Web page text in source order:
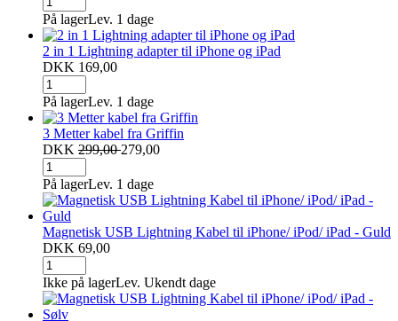
På lagerLev. 1 dage
2 in 1 Lightning adapter til iPhone og iPad
DKK 169,00
På lagerLev. 1 dage
3 Metter kabel fra Griffin
DKK 299,00279,00
På lagerLev. 1 dage
Magnetisk USB Lightning Kabel til iPhone/ iPod/ iPad - Guld
DKK 69,00
Ikke på lagerLev. Ukendt dage